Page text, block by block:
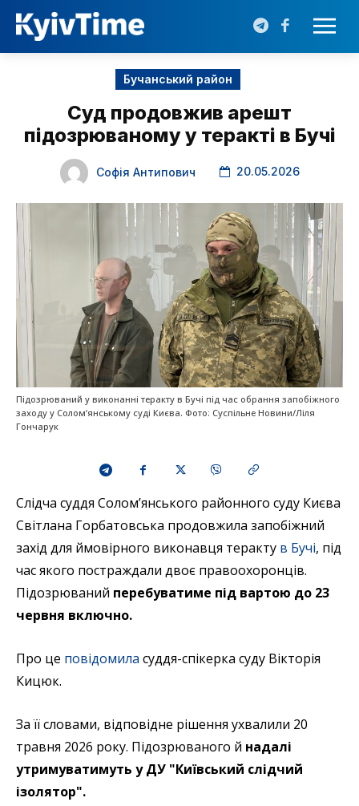
Бучанський район
Суд продовжив арешт
підозрюваному у теракті в Бучі
Софія Антипович 20.05.2026
Підозрюваний у виконанні теракту в Бучі під час обрання запобіжного
заходу у Соломʼянському суді Києва. Фото: Суспільне Новини/Ліля
Гончарук
Слідча суддя Солом’янського районного суду Києва
Світлана Горбатовська продовжила запобіжний
захід для ймовірного виконавця теракту в Бучі, під
час якого постраждали двоє правоохоронців.
Підозрюваний перебуватиме під вартою до 23
червня включно.
Про це повідомила суддя-спікерка суду Вікторія
Кицюк.
За її словами, відповідне рішення ухвалили 20
травня 2026 року. Підозрюваного й надалі
утримуватимуть у ДУ "Київський слідчий
ізолятор".